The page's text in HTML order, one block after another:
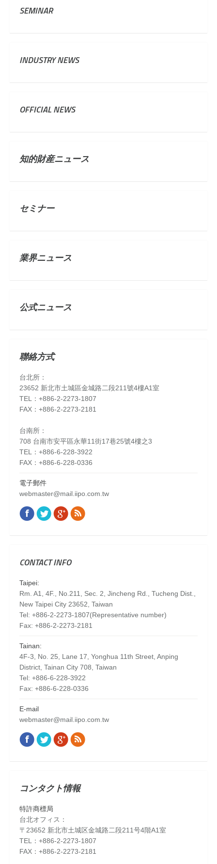
SEMINAR
INDUSTRY NEWS
OFFICIAL NEWS
知的財産ニュース
セミナー
業界ニュース
公式ニュース
聯絡方式
台北所：
23652 新北市土城區金城路二段211號4樓A1室
TEL：+886-2-2273-1807
FAX：+886-2-2273-2181
台南所：
708 台南市安平區永華11街17巷25號4樓之3
TEL：+886-6-228-3922
FAX：+886-6-228-0336
電子郵件
webmaster@mail.iipo.com.tw
Find us on:
Facebook
TwitterGoogle+
Rss
CONTACT INFO
Taipei:
Rm. A1, 4F., No.211, Sec. 2, Jincheng Rd., Tucheng Dist.,
New Taipei City 23652, Taiwan
Tel: +886-2-2273-1807(Representative number)
Fax: +886-2-2273-2181
Tainan:
4F-3, No. 25, Lane 17, Yonghua 11th Street, Anping
District, Tainan City 708, Taiwan
Tel: +886-6-228-3922
Fax: +886-6-228-0336
E-mail
webmaster@mail.iipo.com.tw
Find us on:
Facebook
TwitterGoogle+
Rss
コンタクト情報
特許商標局
台北オフィス：
〒23652 新北市土城区金城路二段211号4階A1室
TEL：+886-2-2273-1807
FAX：+886-2-2273-2181